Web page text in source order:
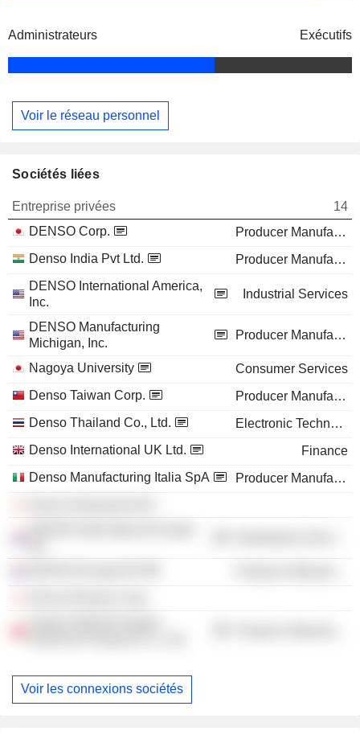
Administrateurs Exécutifs
Voir le réseau personnel
Sociétés liées
Entreprise privées
14
DENSO Corp.
Producer Manufacturing
Denso India Pvt Ltd.
Producer Manufacturing
DENSO International America,
Inc.
Industrial Services
DENSO Manufacturing
Michigan, Inc.
Producer Manufacturing
Nagoya University
Consumer Services
Denso Taiwan Corp.
Producer Manufacturing
Denso Thailand Co., Ltd.
Electronic Technology
Denso International UK Ltd.
Finance
Denso Manufacturing Italia SpA
Producer Manufacturing
Voir les connexions sociétés